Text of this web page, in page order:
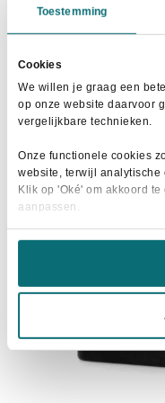
Toestemming
Cookies
We willen je graag een
op onze website daarvoor
vergelijkbare technieken.
Onze functionele cookies
website, terwijl analytische
Klik op 'Oké' om akkoord
aanpassen.
- 11%